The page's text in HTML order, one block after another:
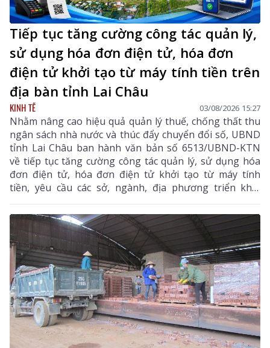
Tiếp tục tăng cường công tác quản lý,
sử dụng hóa đơn điện tử, hóa đơn
điện tử khởi tạo từ máy tính tiền trên
địa bàn tỉnh Lai Châu
KINH TẾ 03/08/2026 15:27
Nhằm nâng cao hiệu quả quản lý thuế, chống thất thu
ngân sách nhà nước và thúc đẩy chuyển đổi số, UBND
tỉnh Lai Châu ban hành văn bản số 6513/UBND-KTN
về tiếp tục tăng cường công tác quản lý, sử dụng hóa
đơn điện tử, hóa đơn điện tử khởi tạo từ máy tính
tiền, yêu cầu các sở, ngành, địa phương triển khai
đồng bộ các giải pháp nhằm nâng cao hiệu quả quản
lý thuế, chống thất thu ngân sách và thúc đẩy chuyển
đổi số trên địa bàn tỉnh.